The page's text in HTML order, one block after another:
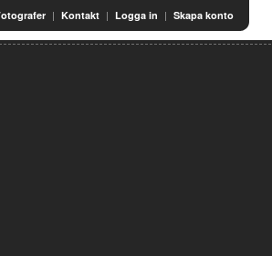
| Kontakt | Logga in | Skapa konto